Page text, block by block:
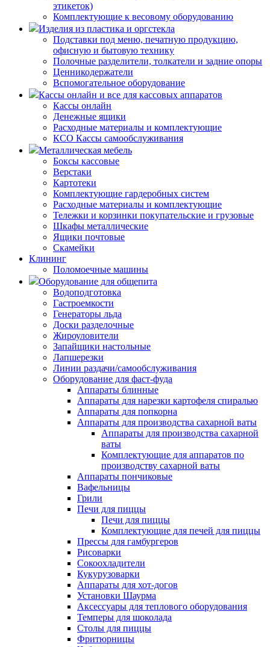
этикеток)
Комплектующие к весовому оборудованию
Изделия из пластика и оргстекла
Подставки под меню, печатную продукцию,
офисную и бытовую технику
Полочные разделители, толкатели и задние опоры
Ценникодержатели
Вспомогательное оборудование
Кассы онлайн и все для кассовых аппаратов
Кассы онлайн
Денежные ящики
Расходные материалы и комплектующие
КСО Кассы самообслуживания
Металлическая мебель
Боксы кассовые
Верстаки
Картотеки
Комплектующие гардеробных систем
Расходные материалы и комплектующие
Тележки и корзинки покупательские и грузовые
Шкафы металлические
Ящики почтовые
Скамейки
Клининг
Поломоечные машины
Оборудование для общепита
Водоподготовка
Гастроемкости
Генераторы льда
Доски разделочные
Жироуловители
Запайщики настольные
Лапшерезки
Линии раздачи/самообслуживания
Оборудование для фаст-фуда
Аппараты блинные
Аппараты для нарезки картофеля спиралью
Аппараты для попкорна
Аппараты для производства сахарной ваты
Аппараты для производства сахарной
ваты
Комплектующие для аппаратов по
производству сахарной ваты
Аппараты пончиковые
Вафельницы
Грили
Печи для пиццы
Печи для пиццы
Комплектующие для печей для пиццы
Прессы для гамбургеров
Рисоварки
Сокоохладители
Кукурузоварки
Аппараты для хот-догов
Установки Шаурма
Аксессуары для теплового оборудования
Темперы для шоколада
Столы для пиццы
Фритюрницы